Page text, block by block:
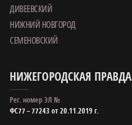
ДИВЕЕВСКИЙ
НИЖНИЙ НОВГОРОД
СЕМЕНОВСКИЙ
НИЖЕГОРОДСКАЯ ПРАВДА
Рег. номер ЭЛ №
ФС77 – 77243 от 20.11.2019 г.